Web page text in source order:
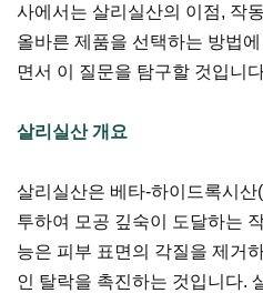
사에서는 살리실산의 이점, 작
올바른 제품을 선택하는 방법
면서 이 질문을 탐구할 것입니
살리실산 개요
살리실산은 베타-하이드록시
투하여 모공 깊숙이 도달하는
능은 피부 표면의 각질을 제거
인 탈락을 촉진하는 것입니다.